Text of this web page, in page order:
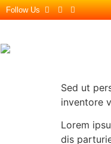
Follow Us
Sed ut
inventore
Lorem
dis